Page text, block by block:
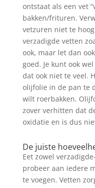
ontstaat als een vet
bakken/frituren.
vetzuren niet te
verzadigde vetten
ook, maar let dan
goed. Je kunt ook
dat ook niet te veel.
olijfolie in de pan te
wilt roerbakken.
zover verhitten dat
oxidatie en is dus
De juiste
Eet zowel
probeer aan iedere
te voegen. Vetten